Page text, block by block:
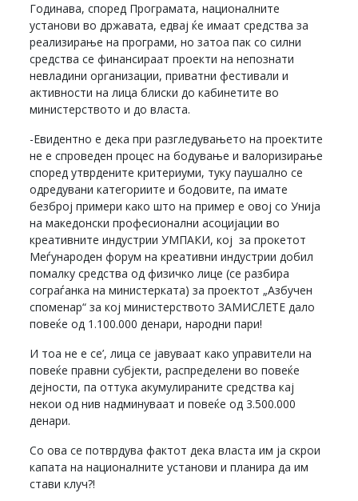
Годинава, според Програмата, националните
установи во државата, едвај ќе имаат средства за
реализирање на програми, но затоа пак со силни
средства се финансираат проекти на непознати
невладини организации, приватни фестивали и
активности на лица блиски до кабинетите во
министерството и до власта.
-Евидентно е дека при разгледувањето на проектите
не е спроведен процес на бодување и валоризирање
според утврдените критериуми, туку паушално се
одредувани категориите и бодовите, па имате
безброј примери како што на пример е овој со Унија
на македонски професионални асоцијации во
креативните индустрии УМПАКИ, кој за прокетот
Меѓународен форум на креативни индустрии добил
помалку средства од физичко лице (се разбира
сограѓанка на министерката) за проектот „Азбучен
споменар“ за кој министерството ЗАМИСЛЕТЕ дало
повеќе од 1.100.000 денари, народни пари!
И тоа не е се’, лица се јавуваат како управители на
повеќе правни субјекти, распределени во повеќе
дејности, па оттука акумулираните средства кај
некои од нив надминуваат и повеќе од 3.500.000
денари.
Со ова се потврдува фактот дека власта им ја скрои
капата на националните установи и планира да им
стави клуч?!